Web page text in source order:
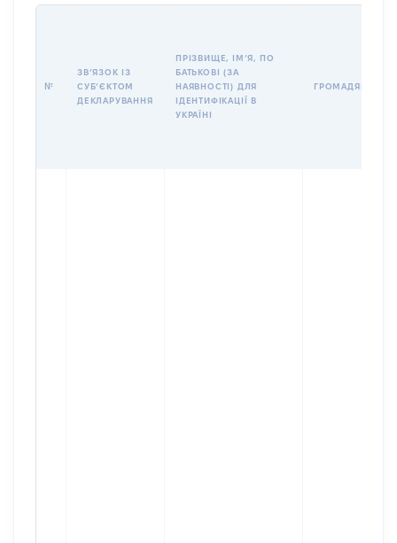
№
ЗВʼЯЗОК ІЗ
СУБʼЄКТОМ
ДЕКЛАРУВАННЯ
ПРІЗВИЩЕ, ІМʼЯ, ПО
БАТЬКОВІ (ЗА
НАЯВНОСТІ) ДЛЯ
ІДЕНТИФІКАЦІЇ В
УКРАЇНІ
ГРОМАДЯНСТВО